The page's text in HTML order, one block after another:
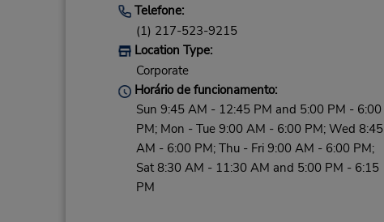
Telefone:
(1) 217-523-9215
Location Type:
Corporate
Horário de funcionamento:
Sun 9:45 AM - 12:45 PM and 5:00 PM - 6:00
PM; Mon - Tue 9:00 AM - 6:00 PM; Wed 8:45
AM - 6:00 PM; Thu - Fri 9:00 AM - 6:00 PM;
Sat 8:30 AM - 11:30 AM and 5:00 PM - 6:15
PM